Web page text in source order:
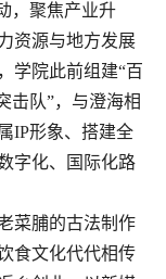
，聚焦产业升
资源与地方发展
学院此前组建“百
队”，与澄海相
IP形象、搭建全
字化、国际化路
菜脯的古法制作
食文化代代相传